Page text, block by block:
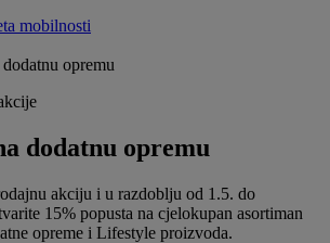
mobilnosti
opremu
dodatnu opremu
akciju i u razdoblju od 1.5. do
15% popusta na cjelokupan asortiman
opreme i Lifestyle proizvoda.